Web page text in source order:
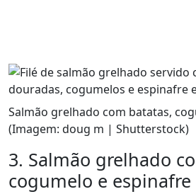
Salmão grelhado com batatas,
(Imagem: doug m | Shutterstock)
3. Salmão grelhado
cogumelo e espinafre